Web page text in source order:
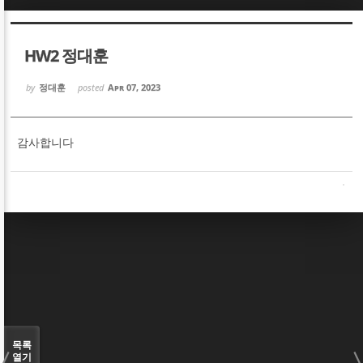
HW2 정대훈
by 정대훈 posted Apr 07, 2023
감사합니다
목록
열기
Sketchbook5, 스케치북5
Sketchbook5, 스케치북5
Sketchbook5, 스케치북5
Sketchbook5, 스케치북5